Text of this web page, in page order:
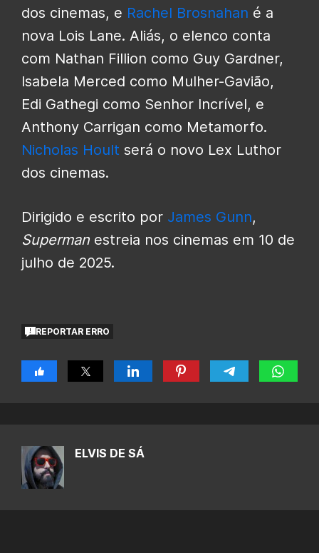
dos cinemas, e Rachel Brosnahan é a
nova Lois Lane. Aliás, o elenco conta
com Nathan Fillion como Guy Gardner,
Isabela Merced como Mulher-Gavião,
Edi Gathegi como Senhor Incrível, e
Anthony Carrigan como Metamorfo.
Nicholas Hoult será o novo Lex Luthor
dos cinemas.
Dirigido e escrito por James Gunn,
Superman estreia nos cinemas em 10 de
julho de 2025.
REPORTAR ERRO
ELVIS DE SÁ